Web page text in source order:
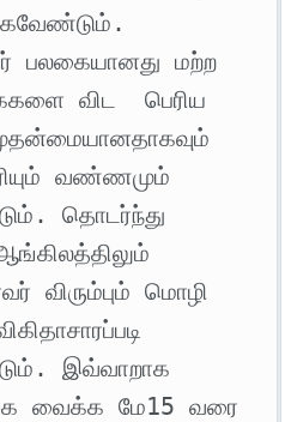
பலகையானது மற்ற
விட  பெரிய
வண்ணமும்
தொடர்ந்து
விரும்பும் மொழி
இவ்வாறாக
வைக்க மே15 வரை